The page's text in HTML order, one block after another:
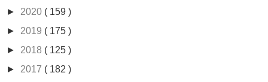
► 2020 ( 159 )
► 2019 ( 175 )
► 2018 ( 125 )
► 2017 ( 182 )